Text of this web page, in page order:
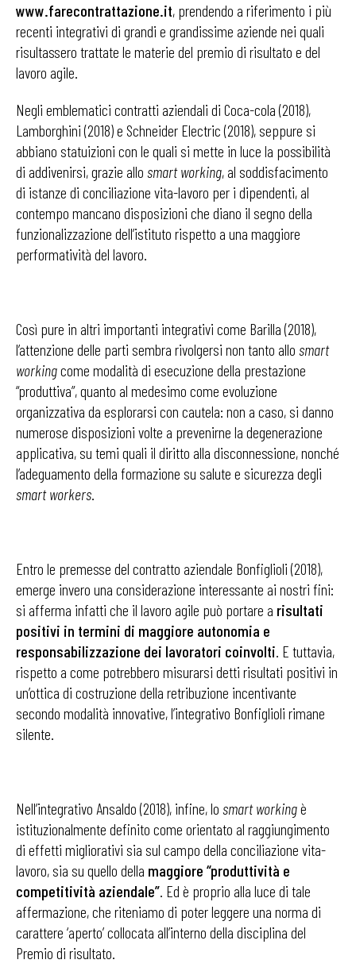
www.farecontrattazione.it, prendendo a riferimento i più
recenti integrativi di grandi e grandissime aziende nei quali
risultassero trattate le materie del premio di risultato e del
lavoro agile.
Negli emblematici contratti aziendali di Coca-cola (2018),
Lamborghini (2018) e Schneider Electric (2018), seppure si
abbiano statuizioni con le quali si mette in luce la possibilità
di addivenirsi, grazie allo smart working, al soddisfacimento
di istanze di conciliazione vita-lavoro per i dipendenti, al
contempo mancano disposizioni che diano il segno della
funzionalizzazione dell’istituto rispetto a una maggiore
performatività del lavoro.
Così pure in altri importanti integrativi come Barilla (2018),
l’attenzione delle parti sembra rivolgersi non tanto allo smart
workingcome modalità di esecuzione della prestazione
“produttiva”, quanto al medesimo come evoluzione
organizzativa da esplorarsi con cautela: non a caso, si danno
numerose disposizioni volte a prevenirne la degenerazione
applicativa, su temi quali il diritto alla disconnessione, nonché
l’adeguamento della formazione su salute e sicurezza degli
smart workers.
Entro le premesse del contratto aziendale Bonfiglioli (2018),
emerge invero una considerazione interessante ai nostri fini:
si afferma infatti che il lavoro agile può portare a risultati
positivi in termini di maggiore autonomia e
responsabilizzazione dei lavoratori coinvolti. E tuttavia,
rispetto a come potrebbero misurarsi detti risultati positivi in
un’ottica di costruzione della retribuzione incentivante
secondo modalità innovative, l’integrativo Bonfiglioli rimane
silente.
Nell’integrativo Ansaldo (2018), infine, lo smart workingè
istituzionalmente definito come orientato al raggiungimento
di effetti migliorativi sia sul campo della conciliazione vita-
lavoro, sia su quello della maggiore “produttività e
competitività aziendale”. Ed è proprio alla luce di tale
affermazione, che riteniamo di poter leggere una norma di
carattere ‘aperto’ collocata all’interno della disciplina del
Premio di risultato.